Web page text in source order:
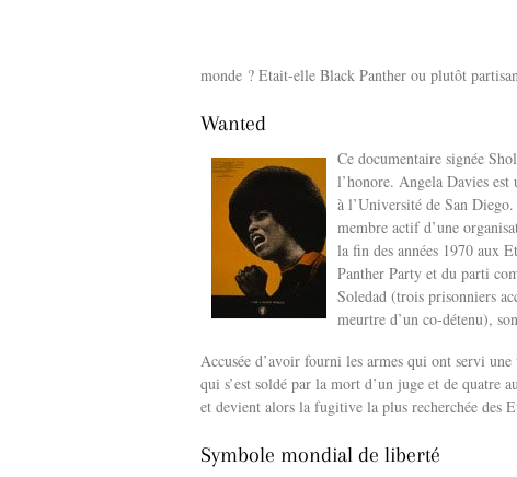
monde ? Etait-elle Black Panther ou plutôt
Wanted
Ce documentaire signée
l’honore. Angela Davies
à l’Université de San
membre actif d’une
la fin des années 1970 aux
Panther Party et du parti
Soledad (trois prisonniers
meurtre d’un co-détenu),
Accusée d’avoir fourni les armes qui ont servi une
qui s’est soldé par la mort d’un juge et de quatre
et devient alors la fugitive la plus recherchée des
Symbole mondial de liberté